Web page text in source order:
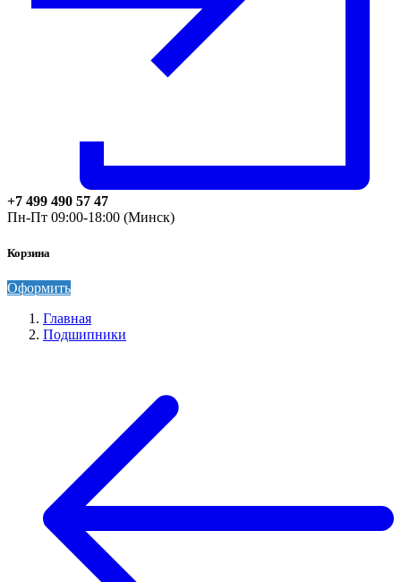
+7 499 490 57 47
Пн-Пт 09:00-18:00 (Минск)
Корзина
Оформить
Главная
Подшипники